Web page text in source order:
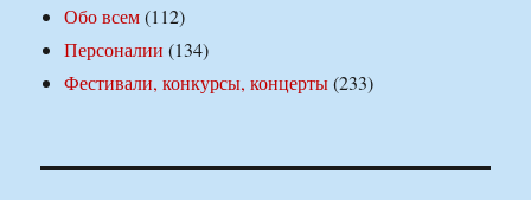
Обо всем(112)
Персоналии (134)
Фестивали, конкурсы, концерты(233)